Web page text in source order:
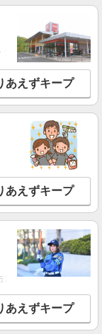
田市・館林市・藤
あえずキープ
あえずキープ
岩槻区・久喜市・蓮田
あえずキープ